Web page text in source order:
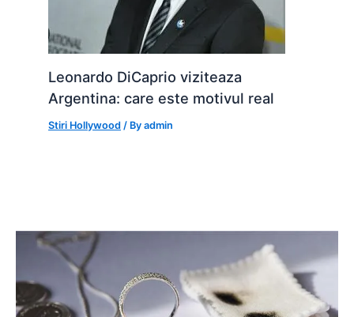
Leonardo DiCaprio viziteaza
Argentina: care este motivul real
Stiri Hollywood / Byadmin